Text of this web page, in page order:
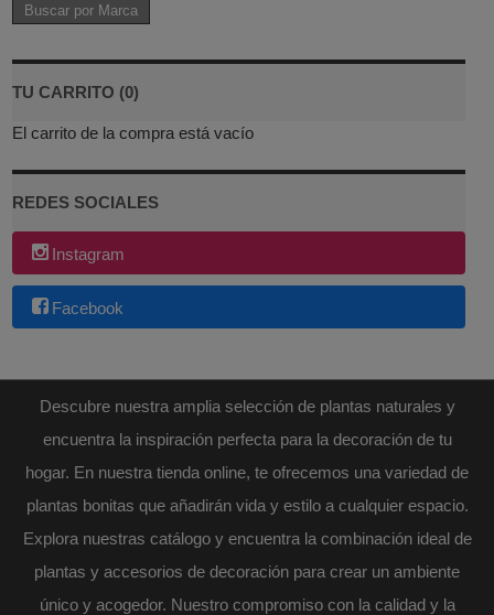
TU CARRITO (0)
El carrito de la compra está vacío
REDES SOCIALES
Instagram
Facebook
Descubre nuestra amplia selección de plantas naturales y
encuentra la inspiración perfecta para la decoración de tu
hogar. En nuestra tienda online, te ofrecemos una variedad de
plantas bonitas que añadirán vida y estilo a cualquier espacio.
Explora nuestras catálogo y encuentra la combinación ideal de
plantas y accesorios de decoración para crear un ambiente
único y acogedor. Nuestro compromiso con la calidad y la